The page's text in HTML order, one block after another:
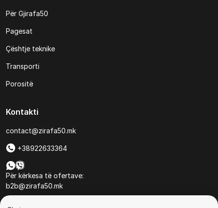
Për Gjirafa50
Pagesat
Çështje teknike
Transporti
Porositë
Kontakti
contact@zirafa50.mk
+38922633364
Për kërkesa të ofertave:
b2b@zirafa50.mk